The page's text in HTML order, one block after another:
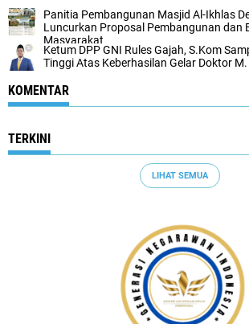
Panitia Pembangunan Masjid Al-Ikhlas
Luncurkan Proposal Pembangunan dan
Masyarakat
Ketum DPP GNI Rules Gajah, S.Kom
Tinggi Atas Keberhasilan Gelar Doktor
KOMENTAR
TERKINI
LIHAT SEMUA